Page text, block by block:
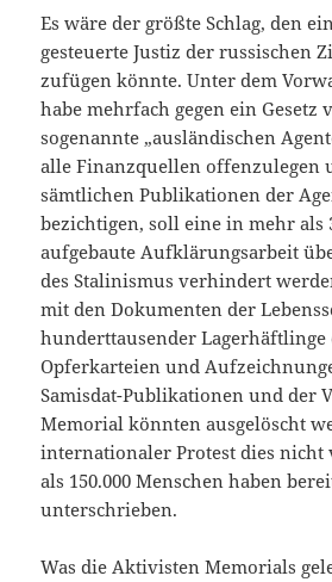
Es wäre der größte Schlag, den
gesteuerte Justiz der russischen
zufügen könnte. Unter dem
habe mehrfach gegen ein Gesetz
sogenannte „ausländischen
alle Finanzquellen offenzulegen
sämtlichen Publikationen der
bezichtigen, soll eine in mehr als
aufgebaute Aufklärungsarbeit
des Stalinismus verhindert
mit den Dokumenten der
hunderttausender Lagerhäftlinge
Opferkarteien und
Samisdat-Publikationen und der
Memorial könnten ausgelöscht
internationaler Protest dies
als 150.000 Menschen haben
unterschrieben.
Was die Aktivisten Memorials